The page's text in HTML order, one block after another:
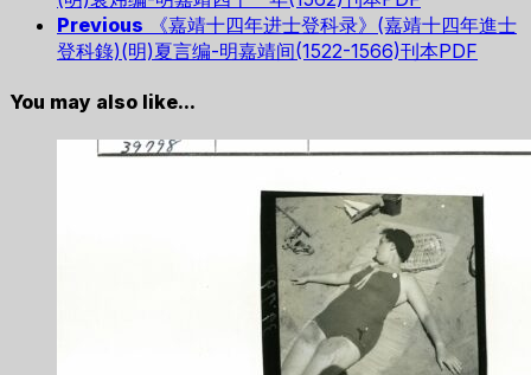
Previous
《嘉靖十四年进士登科录》(嘉靖十四年進士
登科錄)(明)夏言编-明嘉靖间(1522-1566)刊本PDF
You may also like...